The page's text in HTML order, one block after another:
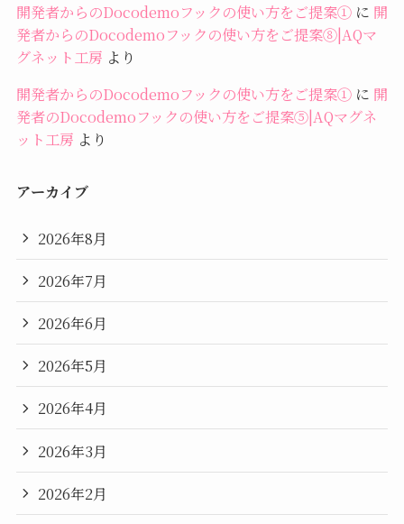
開発者からのDocodemoフックの使い方をご提案①に 開
発者からのDocodemoフックの使い方をご提案⑧|AQマ
グネット工房 より
開発者からのDocodemoフックの使い方をご提案①に 開
発者のDocodemoフックの使い方をご提案⑤|AQマグネ
ット工房 より
アーカイブ
2026年8月
2026年7月
2026年6月
2026年5月
2026年4月
2026年3月
2026年2月